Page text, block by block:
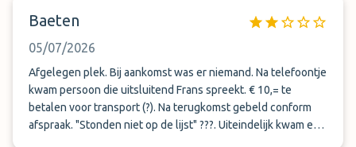
Baeten
05/07/2026
Afgelegen plek. Bij aankomst was er niemand. Na telefoontje
kwam persoon die uitsluitend Frans spreekt. € 10,= te
betalen voor transport (?). Na terugkomst gebeld conform
afspraak. "Stonden niet op de lijst" ???. Uiteindelijk kwam een